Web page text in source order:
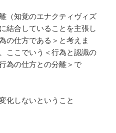
（知覚のエナクティヴィズ
結合していることを主張し
の仕方である＞と考えま
ここでいう＜行為と認識の
為の仕方との分離＞で
化しないということ